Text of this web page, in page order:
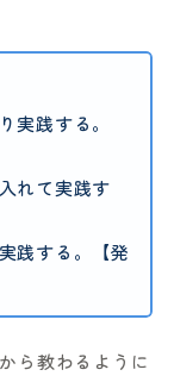
実践する。
れて実践す
践する。【発
ら教わるように